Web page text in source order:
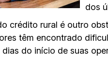
dos
crédito rural é outro
têm encontrado
do início de suas